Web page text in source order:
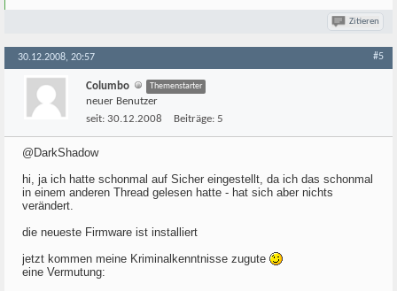
Zitieren
30.12.2008, 20:57 #5
Columbo Themenstarter
neuer Benutzer
seit: 30.12.2008 Beiträge: 5
@DarkShadow
hi, ja ich hatte schonmal auf Sicher eingestellt, da ich das schonmal
in einem anderen Thread gelesen hatte - hat sich aber nichts
verändert.
die neueste Firmware ist installiert
jetzt kommen meine Kriminalkenntnisse zugute
eine Vermutung: